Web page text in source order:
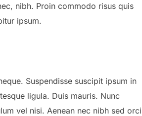
nibh. Proin commodo risus quis
ipsum.
Suspendisse suscipit ipsum in
ligula. Duis mauris. Nunc
vel nisi. Aenean nec nibh sed orci